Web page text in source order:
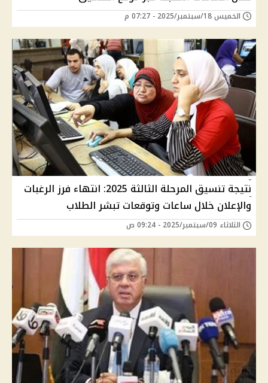
الخميس 18/سبتمبر/2025 - 07:27 م
نتيجة تنسيق المرحلة الثالثة 2025: انتهاء فرز الرغبات
والإعلان خلال ساعات وتوقعات تبشر الطلاب
الثلاثاء 09/سبتمبر/2025 - 09:24 ص